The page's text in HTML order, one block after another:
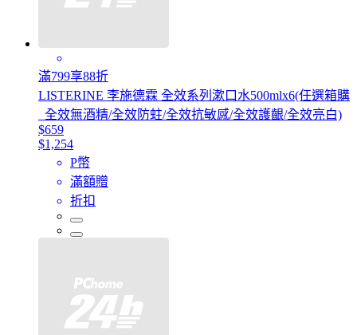
滿799享88折
LISTERINE 李施德霖 全效系列漱口水500mlx6(任選箱購
_全效無酒精/全效防蛀/全效抗敏感/全效護齦/全效亮白)
$659
$1,254
P幣
滿額贈
折扣